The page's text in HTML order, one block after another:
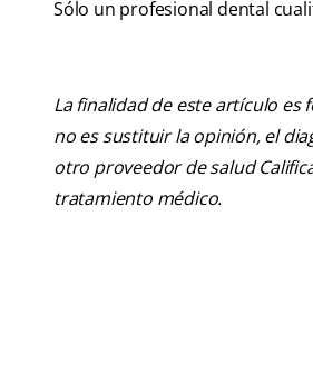
Sólo un profesional dental
La finalidad de este artículo
no es sustituir la opinión, el
otro proveedor de salud
tratamiento médico.